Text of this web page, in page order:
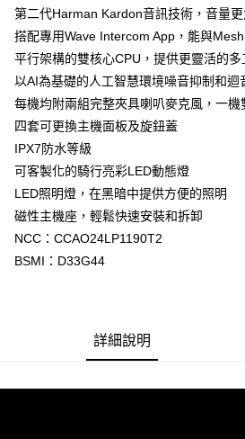
帳／街口支付／iPASS MONEY」等通路繳費。
【注意事項】
1.本服務係由「台灣大哥大股份有限公司」（
用戶於交易時，得透過本服務購買商品或服務
買賣價金債權讓與本公司後，依約使用本公司
資料（包含姓名、電話或地址）提供予台灣大
由本公司與您本人進行分期帳單所需資料之確
3.完整用戶服務條款，請詳閱以下連結：
結帳頁面，進行簡訊認證並確認金額後，即可
３．收到繳費通知簡訊後14天內，點擊此簡訊
ATM／網路銀行／等多元方式進行付款，方視
※ 請注意：結帳手續完成當下不需立刻繳費，
購買商品的店家。未經商家同意取消之訂單仍
後付繳納相關費用。
※ 交易是否成功請以「AFTEE先享後付 」之結
客戶支援中心」
【注意事項】
１．透過由恩沛科技股份有限公司提供之「
易，需依本服務之必要範圍內提供個人資料，
權轉讓予恩沛科技股份有限公司。
https://aftee.tw/terms/#terms3
４．使用「AFTEE先享後付」時，將依據個別
時審查核予不同之上限額度；若仍有額度不足
付款後全家取貨
每筆NT$80，滿NT$1,999(含以上)免運費
7-11取貨付款
每筆NT$80，滿NT$1,999(含以上)免運費
付款後7-11取貨
每筆NT$80，滿NT$1,999(含以上)免運費
宅配
第二代Harman Kardon音訊技術，音量
搭配專用Wave Intercom App，能與
平行架構的雙核心CPU，提供更靈活的
以AI為基礎的人工智慧環境噪音抑制和迴
每機均附兩組完整夾具喇叭麥克風，一機
四套可更換主機面板及旋鈕蓋
IPX7防水等級
可客製化的騎行亮彩LED動態燈
LED照明燈，在黑暗中提供方便的照明
磁性主機座，輕鬆快速安裝和拆卸
NCC：CCAO24LP1190T2
BSMI：D33G44
詳細說明